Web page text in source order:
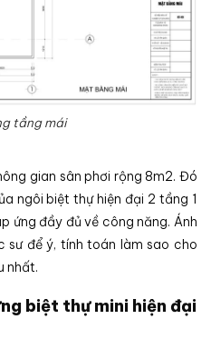
tầng mái
gian sân phơi rộng 8m2. Đó
ngôi biệt thự hiện đại 2 tầng 1
ứng đầy đủ về công năng. Ánh
sư để ý, tính toán làm sao cho
nhất.
biệt thự mini hiện đại